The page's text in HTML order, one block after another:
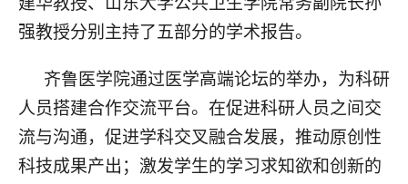
强教授分别主持了五部分的学术报告。
齐鲁医学院通过医学高端论坛的举办，为科研
人员搭建合作交流平台。在促进科研人员之间交
流与沟通，促进学科交叉融合发展，推动原创性
科技成果产出；激发学生的学习求知欲和创新的